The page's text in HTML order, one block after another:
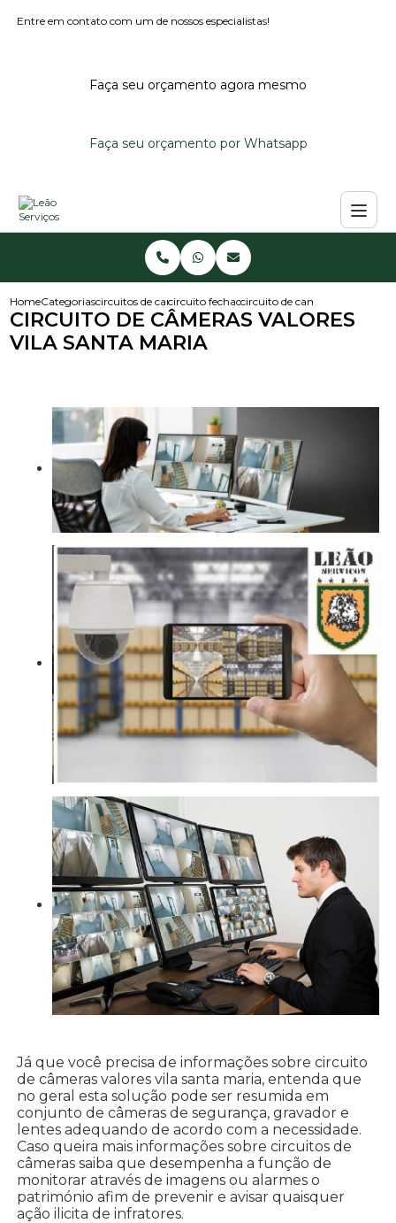
Entre em contato com um de nossos especialistas!
Faça seu orçamento agora mesmo
Faça seu orçamento por Whatsapp
HomeCategoriascircuitos de camerascircuito fechado de camerascircuito de cameras valores
CIRCUITO DE CÂMERAS VALORES
VILA SANTA MARIA
Já que você precisa de informações sobre circuito
de câmeras valores vila santa maria, entenda que
no geral esta solução pode ser resumida em
conjunto de câmeras de segurança, gravador e
lentes adequando de acordo com a necessidade.
Caso queira mais informações sobre circuitos de
câmeras saiba que desempenha a função de
monitorar através de imagens ou alarmes o
património afim de prevenir e avisar quaisquer
ação ilicita de infratores.